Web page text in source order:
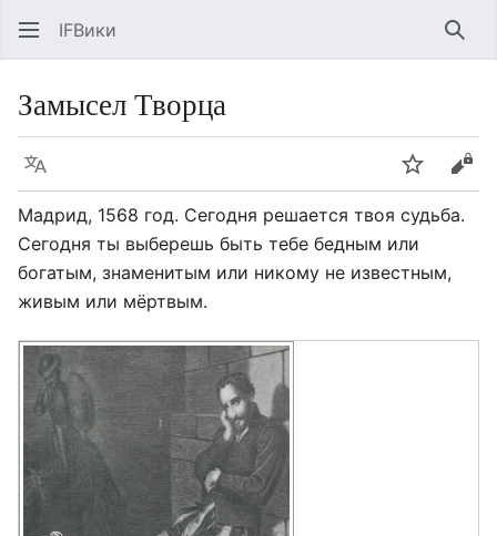
IFВики
Замысел Творца
Язык Следить
Мадрид, 1568 год. Сегодня решается твоя судьба.
Сегодня ты выберешь быть тебе бедным или
богатым, знаменитым или никому не известным,
живым или мёртвым.